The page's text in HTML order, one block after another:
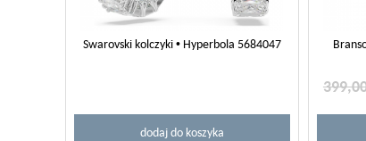
Swarovski kolczyki • Hyperbola 5684047
dodaj do koszyka